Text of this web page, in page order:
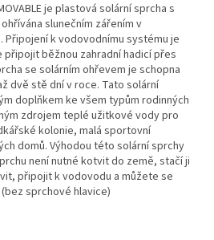
je plastová solární sprcha s
slunečním zářením v
Připojení k vodovodnímu systému je
připojit běžnou zahradní hadicí přes
se solárním ohřevem je schopna
dvě stě dní v roce. Tato solární
doplňkem ke všem typům rodinných
zdrojem teplé užitkové vody pro
kolonie, malá sportovní
domů. Výhodou této solární sprchy
není nutné kotvit do země, stačí ji
připojit k vodovodu a můžete se
sprchové hlavice)